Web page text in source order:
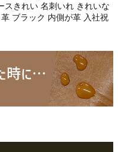
スきれい 名刺いれ きれいな
ブラック 内側が革 入社祝